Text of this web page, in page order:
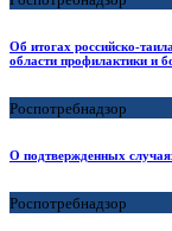
Об итогах российско-
области профилактики и
Роспотребнадзор
О подтвержденных
Роспотребнадзор